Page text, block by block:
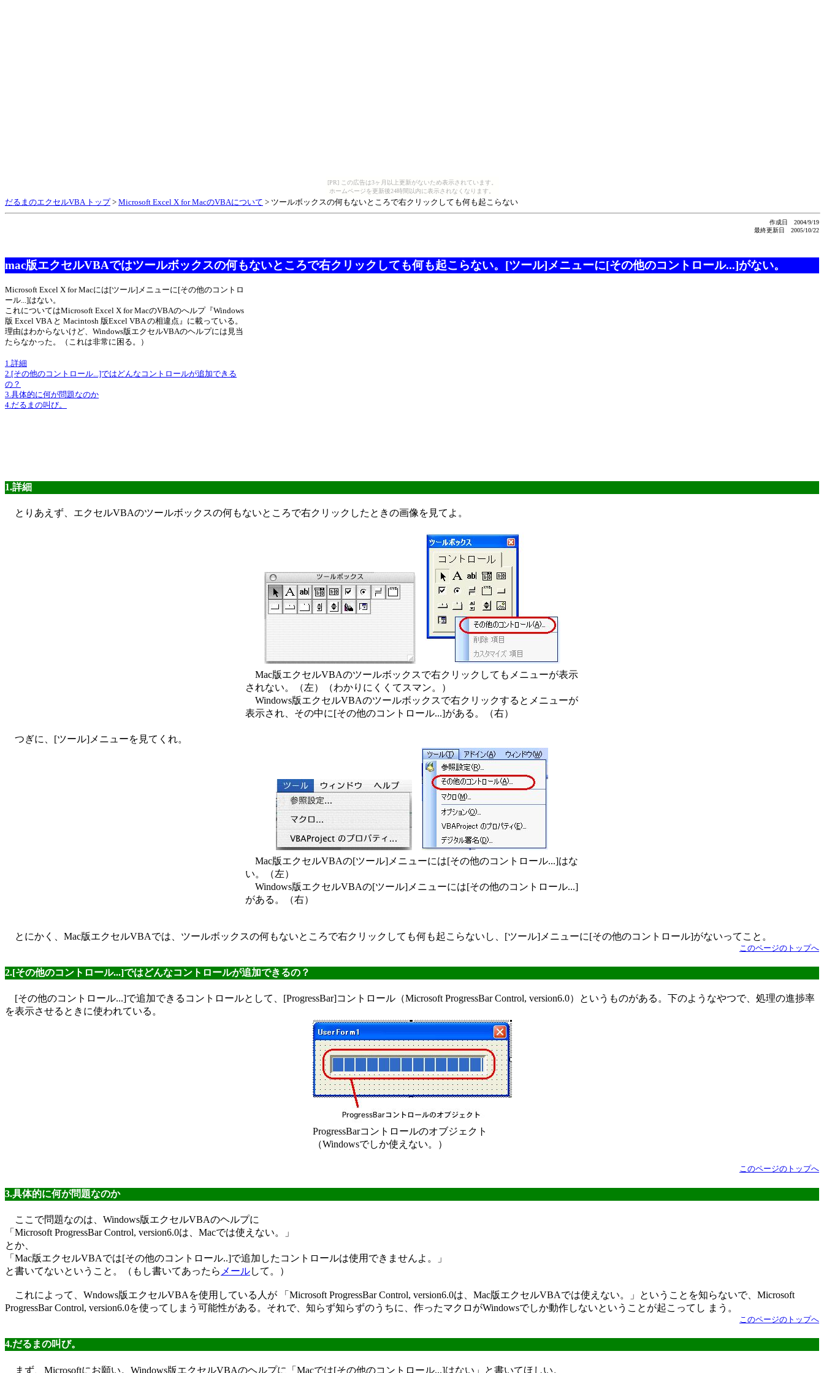
[PR] この広告は3ヶ月以上更新がないため表示されています。
ホームページを更新後24時間以内に表示されなくなります。
だるまのエクセルVBA トップ > Microsoft Excel X for MacのVBAについて > ツールボックスの何もないところで右クリックしても何も起こらない
作成日 2004/9/19
最終更新日 2005/10/22
mac版エクセルVBAではツールボックスの何もないところで右クリックしても何も起こらない。[ツール]メニューに[その他のコントロール...]がない。
Microsoft Excel X for Macには[ツール]メニューに[その他のコントロ
ール...]はない。
これについてはMicrosoft Excel X for MacのVBAのへルプ『Windows
版 Excel VBA と Macintosh 版Excel VBA の相違点』に載っている。
理由はわからないけど、Windows版エクセルVBAのヘルプには見当
たらなかった。（これは非常に困る。）
1.詳細
2.[その他のコントロール...]ではどんなコントロールが追加できる
の？
3.具体的に何が問題なのか
4.だるまの叫び。
1.詳細
とりあえず、エクセルVBAのツールボックスの何もないところで右クリックしたときの画像を見てよ。
Mac版エクセルVBAのツールボックスで右クリックしてもメニューが表示
されない。（左）（わかりにくくてスマン。）
Windows版エクセルVBAのツールボックスで右クリックするとメニューが
表示され、その中に[その他のコントロール...]がある。（右）
つぎに、[ツール]メニューを見てくれ。
Mac版エクセルVBAの[ツール]メニューには[その他のコントロール...]はな
い。（左）
Windows版エクセルVBAの[ツール]メニューには[その他のコントロール...]
がある。（右）
とにかく、Mac版エクセルVBAでは、ツールボックスの何もないところで右クリックしても何も起こらないし、[ツール]メニューに[その他のコントロール]がないってこと。
このページのトップへ
2.[その他のコントロール...]ではどんなコントロールが追加できるの？
[その他のコントロール...]で追加できるコントロールとして、[ProgressBar]コントロール（Microsoft ProgressBar Control, version6.0）というものがある。下のようなやつで、処理の進捗率
を表示させるときに使われている。
ProgressBarコントロールのオブジェクト
（Windowsでしか使えない。）
このページのトップへ
3.具体的に何が問題なのか
ここで問題なのは、Windows版エクセルVBAのヘルプに
「Microsoft ProgressBar Control, version6.0は、Macでは使えない。」
とか、
「Mac版エクセルVBAでは[その他のコントロール..]で追加したコントロールは使用できませんよ。」
と書いてないということ。（もし書いてあったら メールして。）
これによって、Wndows版エクセルVBAを使用している人が 「Microsoft ProgressBar Control, version6.0は、Mac版エクセルVBAでは使えない。」ということを知らないで、Microsoft
ProgressBar Control, version6.0を使ってしまう可能性がある。それで、知らず知らずのうちに、作ったマクロがWindowsでしか動作しないということが起こってし まう。
このページのトップへ
4.だるまの叫び。
まず、Microsoftにお願い。Windows版エクセルVBAのヘルプに「Macでは[その他のコントロール...]はない」と書いてほしい。